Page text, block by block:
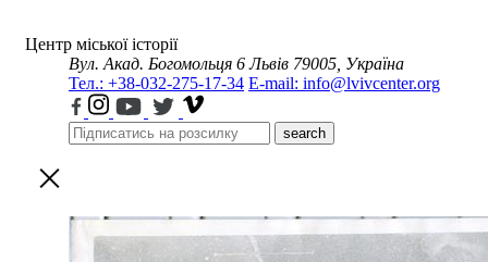
Центр міської історії
Вул. Акад. Богомольця 6 Львів 79005, Україна
Тел.: +38-032-275-17-34 E-mail: info@lvivcenter.org
search